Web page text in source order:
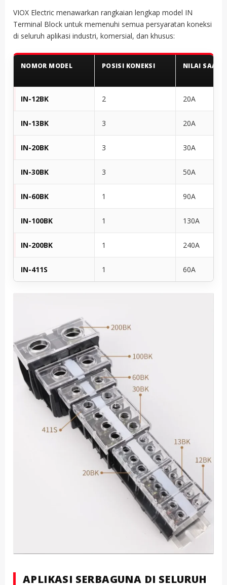
VIOX Electric menawarkan rangkaian lengkap model IN
Terminal Block untuk memenuhi semua persyaratan koneksi
di seluruh aplikasi industri, komersial, dan khusus:
NOMOR MODEL POSISI KONEKSI NILAI SAAT
IN-12BK 2 20A
IN-13BK 3 20A
IN-20BK 3 30A
IN-30BK 3 50A
IN-60BK 1 90A
IN-100BK 1 130A
IN-200BK 1 240A
IN-411S 1 60A
APLIKASI SERBAGUNA DI SELURUH